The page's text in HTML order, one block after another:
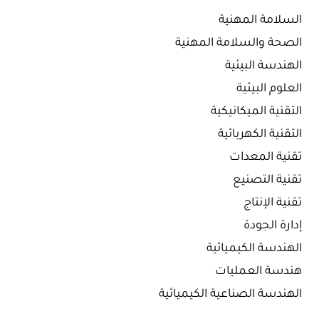
السلامة المهنية
الصحة والسلامة المهنية
الهندسة البيئية
العلوم البيئية
التقنية الميكانيكية
التقنية الكهربائية
تقنية المعدات
تقنية التصنيع
تقنية الإنتاج
إدارة الجودة
الهندسة الكيميائية
هندسة العمليات
الهندسة الصناعية الكيميائية